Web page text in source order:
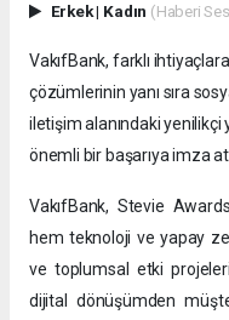
Erkek| Kadın (Haberi
VakıfBank, farklı
çözümlerinin yanı sıra
iletişim alanındaki yenilikçi
önemli bir başarıya imza
VakıfBank, Stevie
hem teknoloji ve yapay
ve toplumsal etki
dijital dönüşümden